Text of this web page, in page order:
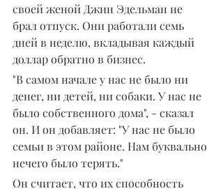
своей женой Джин Эдельман не
брал отпуск. Они работали семь
дней в неделю, вкладывая каждый
доллар обратно в бизнес.
"В самом начале у нас не было ни
денег, ни детей, ни собаки. У нас не
было собственного дома", - сказал
он. И он добавляет: "У нас не было
семьи в этом районе. Нам буквально
нечего было терять."
Он считает, что их способность